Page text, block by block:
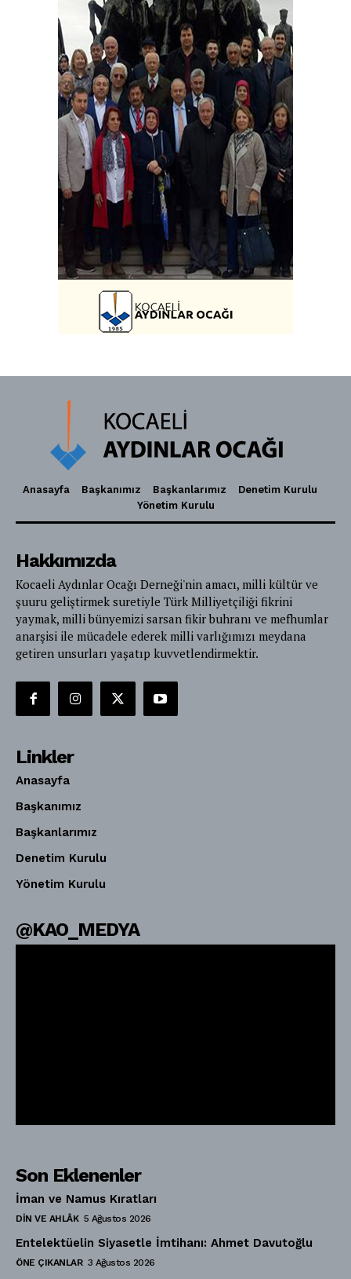
Anasayfa Başkanımız Başkanlarımız
Denetim Kurulu
Yönetim Kurulu
Hakkımızda
Kocaeli Aydınlar Ocağı Derneği'nin amacı, milli kültür ve
şuuru geliştirmek suretiyle Türk Milliyetçiliği fikrini
yaymak, milli bünyemizi sarsan fikir buhranı ve mefhumlar
anarşisi ile mücadele ederek milli varlığımızı meydana
getiren unsurları yaşatıp kuvvetlendirmektir.
Linkler
Anasayfa
Başkanımız
Başkanlarımız
Denetim Kurulu
Yönetim Kurulu
@KAO_MEDYA
Son Eklenenler
İman ve Namus Kıratları
DIN VE AHLÂK 5 Ağustos 2026
Entelektüelin Siyasetle İmtihanı: Ahmet Davutoğlu
ÖNE ÇIKANLAR 3 Ağustos 2026